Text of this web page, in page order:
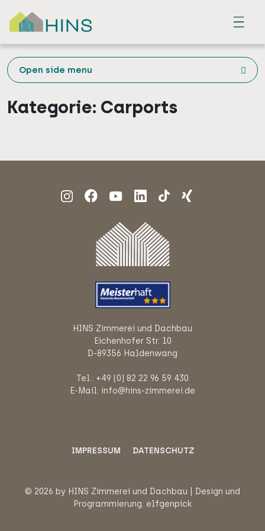
Menu
Kategorie: Carports
Open side menu
HINS Zimmerei und Dachbau
Eichenhofer Str. 10
D-89356 Haldenwang
Tel.: +49 (0) 82 22 96 59 430
E-Mail: info@hins-zimmerei.de
© 2026 by HINS Zimmerei und Dachbau | Design und
Programmierung: elfgenpick
IMPRESSUM DATENSCHUTZ